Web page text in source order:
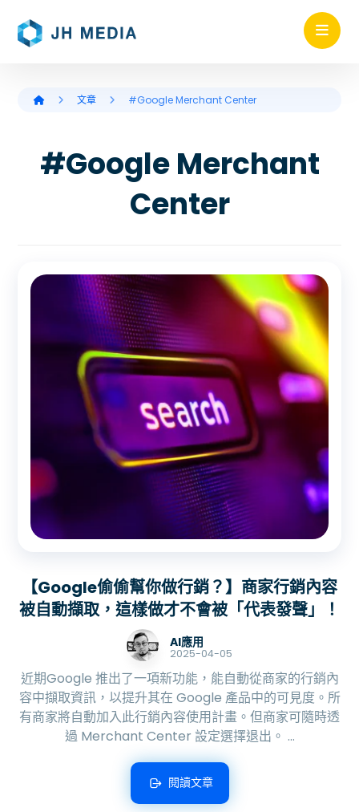
文章 #Google Merchant Center
#Google Merchant
Center
【Google偷偷幫你做行銷？】商家行銷內容
被自動擷取，這樣做才不會被「代表發聲」！
AI應用
2025-04-05
近期Google 推出了一項新功能，能自動從商家的行銷內
容中擷取資訊，以提升其在 Google 產品中的可見度。所
有商家將自動加入此行銷內容使用計畫。​但商家可隨時透
過 Merchant Center 設定選擇退出。 ...
閱讀文章